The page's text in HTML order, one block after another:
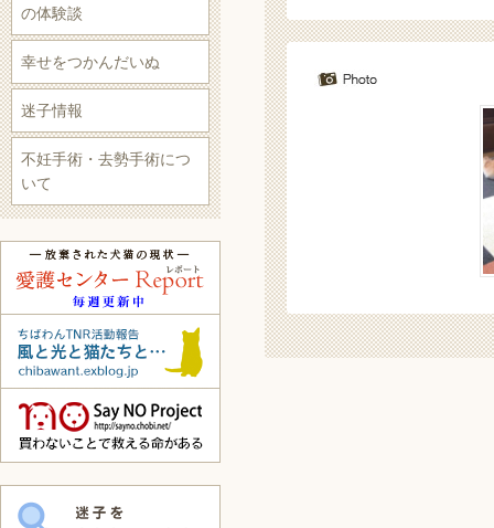
の体験談
幸せをつかんだいぬ
迷子情報
不妊手術・去勢手術につ
いて